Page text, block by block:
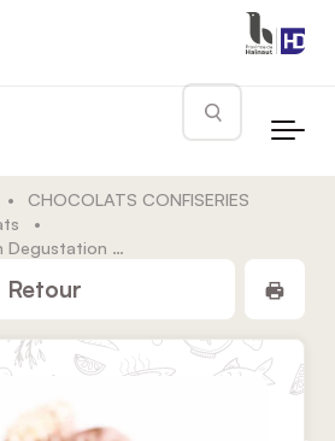
Rechercher
•
CHOCOLATS CONFISERIES
•
Chocolats Collection Degustation Printemps
Retour